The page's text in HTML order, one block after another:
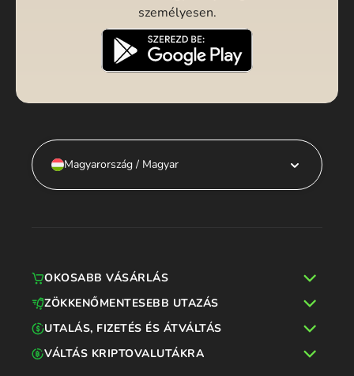
személyesen.
Magyarország / Magyar
OKOSABB VÁSÁRLÁS
ZÖKKENŐMENTESEBB UTAZÁS
UTALÁS, FIZETÉS ÉS ÁTVÁLTÁS
VÁLTÁS KRIPTOVALUTÁKRA